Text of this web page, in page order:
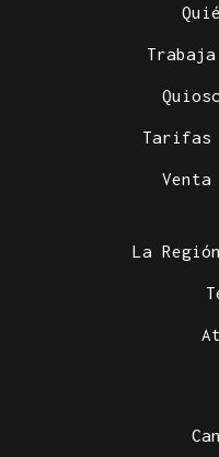
Tarifas
Venta
La